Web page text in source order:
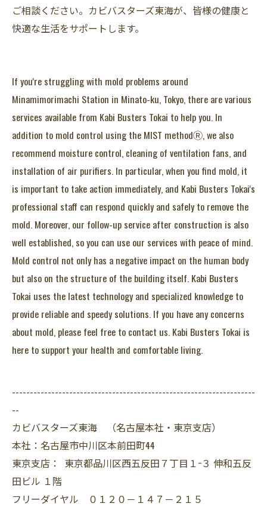
ご相談ください。カビバスターズ東海が、皆様の健康と
快適な生活をサポートします。
If you're struggling with mold problems around
Minamimorimachi Station in Minato-ku, Tokyo, there are various
services available from Kabi Busters Tokai to help you. In
addition to mold control using the MIST methodⓇ, we also
recommend moisture control, cleaning of ventilation fans, and
installation of air purifiers. In particular, when you find mold, it
is important to take action immediately, and Kabi Busters Tokai's
professional staff can respond quickly and safely to remove the
mold. Moreover, our follow-up service after construction is also
well established, so you can use our services with peace of mind.
Mold control not only has a negative impact on the human body
but also on the structure of the building itself. Kabi Busters
Tokai uses the latest technology and specialized knowledge to
provide reliable and speedy solutions. If you have any concerns
about mold, please feel free to contact us. Kabi Busters Tokai is
here to support your health and comfortable living.
--------------------------------------------------------------------
--
カビバスターズ東海 （名古屋本社・東京支店）
本社：名古屋市中川区本前田町44
東京支店： 東京都品川区西五反田７丁目１−３ 伸和五反
田ビル １階
フリーダイヤル ０１２０－１４７－２１５